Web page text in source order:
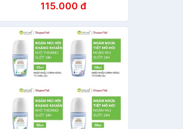
Dịu Nhẹ Vùng Kín 370ml
115.000 đ